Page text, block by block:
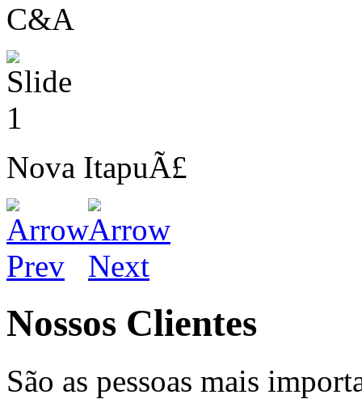
C&A
Nova ItapuÃ£
Nossos Clientes
São as pessoas mais